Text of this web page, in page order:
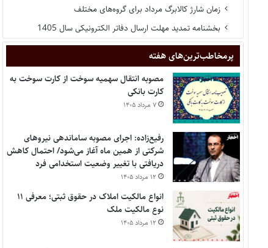
زمان شارژ کالابرگ مرداد برای گروه‌های مختلف
بخشنامه تمدید مهلت ارسال دفاتر الکترونیکی سال 1405
پر‌مخاطب‌ترین‌های هفته
مصوبه انتقال سهمیه سوخت از کارت سوخت به
کارت بانکی
۷ مرداد ۱۴۰۵
رفیع‌زاده: اجرای مصوبه ساماندهی نیروهای
شرکتی از همین ماه آغاز می‌شود/ احتمال کاهش
دریافتی با تغییر وضعیت استخدامی فرد
۱۲ مرداد ۱۴۰۵
انواع مالکیت املاک در حقوق ثبتی؛ معرفی ۱۱
نوع مالکیت ملک
۱۲ مرداد ۱۴۰۵